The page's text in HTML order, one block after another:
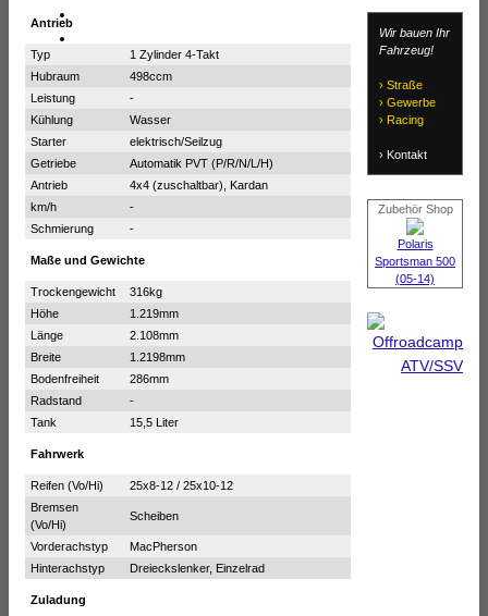
Antrieb
Typ
1 Zylinder 4-Takt
Hubraum
498ccm
Leistung
-
Kühlung
Wasser
Starter
elektrisch/Seilzug
Getriebe
Automatik PVT (P/R/N/L/H)
Antrieb
4x4 (zuschaltbar), Kardan
km/h
-
Schmierung
-
Maße und Gewichte
Trockengewicht
316kg
Höhe
1.219mm
Länge
2.108mm
Breite
1.2198mm
Bodenfreiheit
286mm
Radstand
-
Tank
15,5 Liter
Fahrwerk
Reifen (Vo/Hi)
25x8-12 / 25x10-12
Bremsen
(Vo/Hi)
Scheiben
Vorderachstyp
MacPherson
Hinterachstyp
Dreieckslenker, Einzelrad
Zuladung
Wir bauen Ihr
Fahrzeug!
› Straße
› Gewerbe
› Racing
› Kontakt
Zubehör Shop
Polaris
Sportsman 500
(05-14)